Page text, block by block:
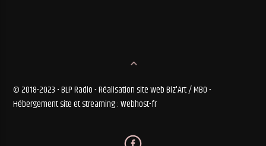
© 2018-2023 • BLP Radio - Réalisation site web Biz'Art / MBO -
Hébergement site et streaming : Webhost-fr